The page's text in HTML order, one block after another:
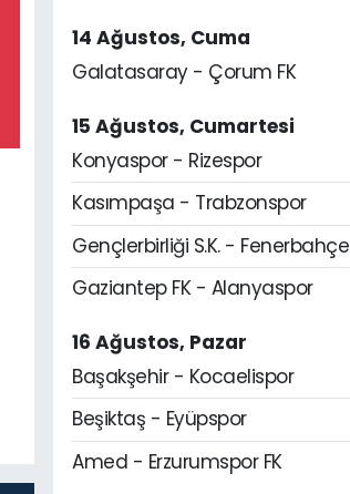
14 Ağustos, Cuma
Galatasaray - Çorum FK
15 Ağustos, Cumartesi
Konyaspor - Rizespor
Kasımpaşa - Trabzonspor
Gençlerbirliği S.K. - Fenerbahçe
Gaziantep FK - Alanyaspor
16 Ağustos, Pazar
Başakşehir - Kocaelispor
Beşiktaş - Eyüpspor
Amed - Erzurumspor FK